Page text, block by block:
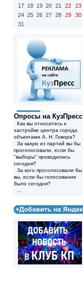
17 18 19 20 21 22
23
24 25 26 27 28 29
30
31
Опросы на КузПресс
Как вы относитесь к
застройке центра города
объектами А. Н. Говора?
За какую из партий вы бы
проголосовали, если бы
"выборы" проводились
сегодня?
За кого проголосовали бы
вы, если бы голосование
было сегодня?